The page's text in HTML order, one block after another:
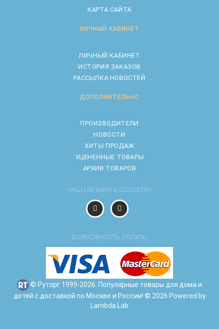
КАРТА САЙТА
ЛИЧНЫЙ КАБИНЕТ
ЛИЧНЫЙ КАБИНЕТ
ИСТОРИЯ ЗАКАЗОВ
РАССЫЛКА НОВОСТЕЙ
ДОПОЛНИТЕЛЬНО
ПРОИЗВОДИТЕЛИ
НОВОСТИ
ХИТЫ ПРОДАЖ
УЦЕНЕННЫЕ ТОВАРЫ
АРХИВ ТОВАРОВ
НАШ МАГАЗИН В СОЦСЕТЯХ
ВОЗМОЖНОСТЬ ОПЛАТЫ
© Руторг 1999-2026. Популярные товары для дома и
детей с доставкой по Москве и России! © 2026 Powered by
Lambda Lab